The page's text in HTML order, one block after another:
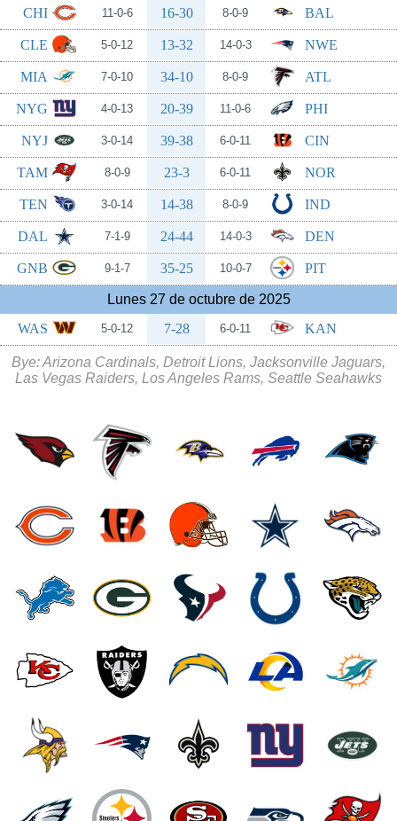
CHI 11-0-6 16-30 8-0-9 BAL
CLE 5-0-12 13-32 14-0-3 NWE
MIA 7-0-10 34-10 8-0-9 ATL
NYG 4-0-13 20-39 11-0-6 PHI
NYJ 3-0-14 39-38 6-0-11 CIN
TAM 8-0-9 23-3 6-0-11 NOR
TEN 3-0-14 14-38 8-0-9 IND
DAL 7-1-9 24-44 14-0-3 DEN
GNB 9-1-7 35-25 10-0-7 PIT
Lunes 27 de octubre de 2025
WAS
5-0-12 7-28 6-0-11 KAN
Bye: Arizona Cardinals, Detroit Lions, Jacksonville Jaguars,
Las Vegas Raiders, Los Angeles Rams, Seattle Seahawks